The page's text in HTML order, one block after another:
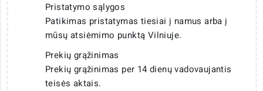
Pristatymo sąlygos
Patikimas pristatymas tiesiai į namus arba į
mūsų atsiėmimo punktą Vilniuje.
Prekių grąžinimas
Prekių grąžinimas per 14 dienų vadovaujantis
teisės aktais.